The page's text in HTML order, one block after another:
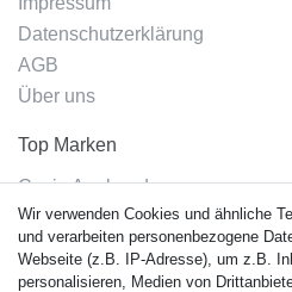
Datenschutzerklärung
AGB
Über uns
Top Marken
Casio Armband
Festina Armband
Citizen Armband
M. Lacroix Armband
Wir verwenden Cookies und ähnliche
und verarbeiten personenbezogene
Webseite (z.B. IP-Adresse), um z.B.
personalisieren, Medien von